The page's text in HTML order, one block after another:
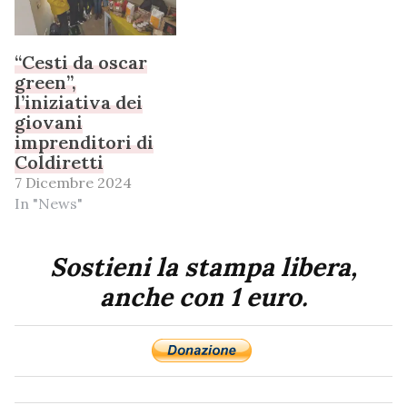
“Cesti da oscar
green”,
l’iniziativa dei
giovani
imprenditori di
Coldiretti
7 Dicembre 2024
In "News"
Sostieni la stampa libera,
anche con 1 euro.